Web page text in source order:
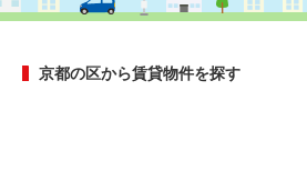
京都の区から賃貸物件を探す